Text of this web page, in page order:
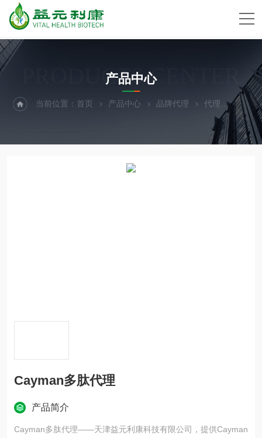
PRODUCTS CENTER
产品中心
当前位置：首页 产品中心 品牌代理 代理
Cayman多肽代理
产品简介
Cayman多肽代理——天津益元利康科技有限公司，提供Cayman